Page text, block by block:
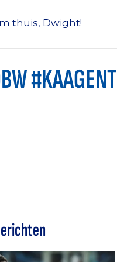
thuis, Dwight!
#KAAGENT